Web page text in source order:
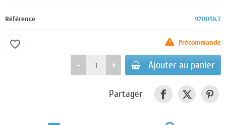
Référence 97005KT
Précommande
Ajouter au panier
favorite_border
Partager